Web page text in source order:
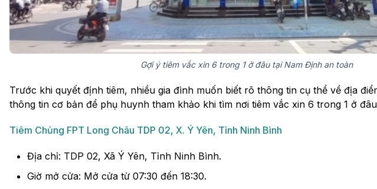
Gợi ý tiêm vắc xin 6 trong 1 ở đâu tại Nam Định an toàn
Trước khi quyết định tiêm, nhiều gia đình muốn biết rõ thông tin cụ thể về địa
thông tin cơ bản để phụ huynh tham khảo khi tìm nơi tiêm vắc xin 6 trong 1 ở
Tiêm Chủng FPT Long Châu TDP 02, X. Ý Yên, Tỉnh Ninh Bình
Địa chỉ: TDP 02, Xã Ý Yên, Tỉnh Ninh Bình.
Giờ mở cửa: Mở cửa từ 07:30 đến 18:30.